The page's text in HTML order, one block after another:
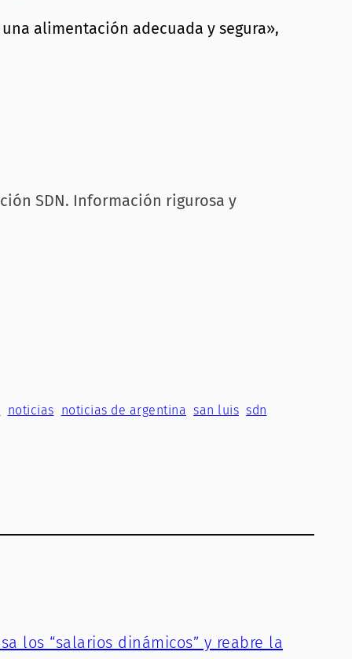
alimentación adecuada y segura»,
SDN. Información rigurosa y
noticias noticias de argentina san luis sdn
los “salarios dinámicos” y reabre la